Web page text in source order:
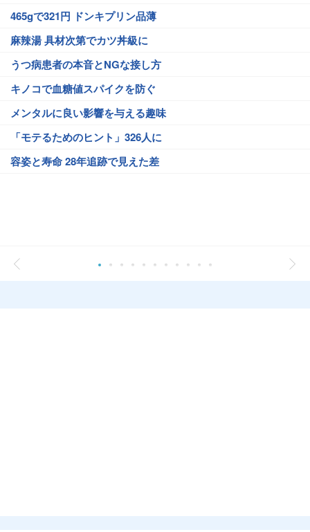
465gで321円 ドンキプリン品薄
麻辣湯 具材次第でカツ丼級に
うつ病患者の本音とNGな接し方
キノコで血糖値スパイクを防ぐ
メンタルに良い影響を与える趣味
「モテるためのヒント」326人に
容姿と寿命 28年追跡で見えた差